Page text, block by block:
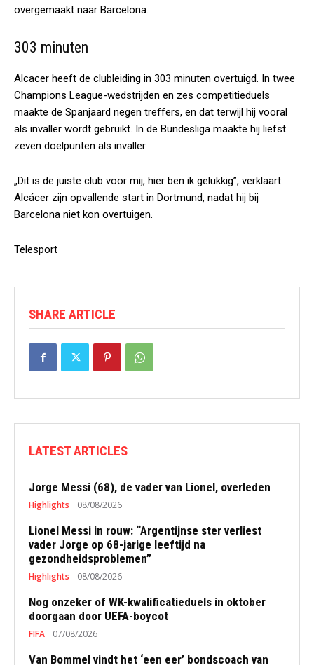
overgemaakt naar Barcelona.
303 minuten
Alcacer heeft de clubleiding in 303 minuten overtuigd. In twee
Champions League-wedstrijden en zes competitieduels
maakte de Spanjaard negen treffers, en dat terwijl hij vooral
als invaller wordt gebruikt. In de Bundesliga maakte hij liefst
zeven doelpunten als invaller.
„Dit is de juiste club voor mij, hier ben ik gelukkig”, verklaart
Alcácer zijn opvallende start in Dortmund, nadat hij bij
Barcelona niet kon overtuigen.
Telesport
SHARE ARTICLE
LATEST ARTICLES
Jorge Messi (68), de vader van Lionel, overleden
Highlights 08/08/2026
Lionel Messi in rouw: “Argentijnse ster verliest
vader Jorge op 68-jarige leeftijd na
gezondheidsproblemen”
Highlights 08/08/2026
Nog onzeker of WK-kwalificatieduels in oktober
doorgaan door UEFA-boycot
FIFA 07/08/2026
Van Bommel vindt het ‘een eer’ bondscoach van